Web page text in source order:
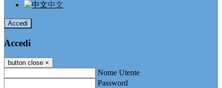
中文
Accedi
Accedi
button close ×
Nome Utente
Password